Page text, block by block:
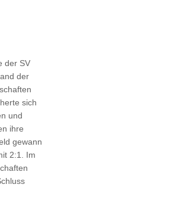
der SV
der
sich
und
ihre
gewann
2:1. Im